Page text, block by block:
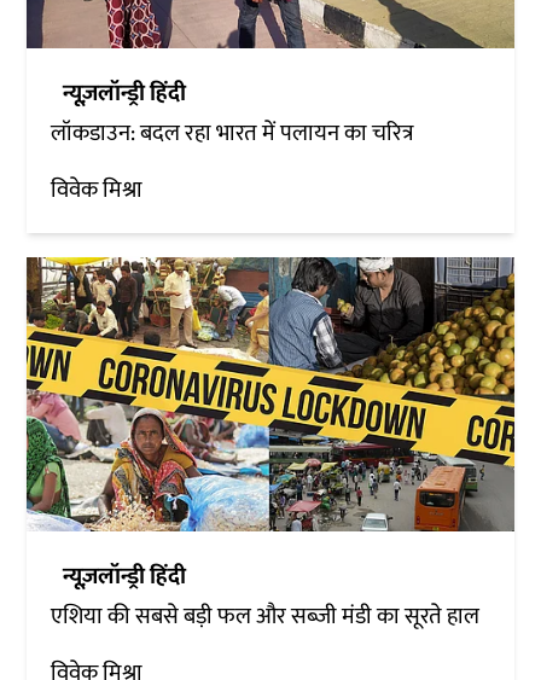
न्यूज़लॉन्ड्री हिंदी
लॉकडाउन: बदल रहा भारत में पलायन का चरित्र
विवेक मिश्रा
न्यूज़लॉन्ड्री हिंदी
एशिया की सबसे बड़ी फल और सब्जी मंडी का सूरते हाल